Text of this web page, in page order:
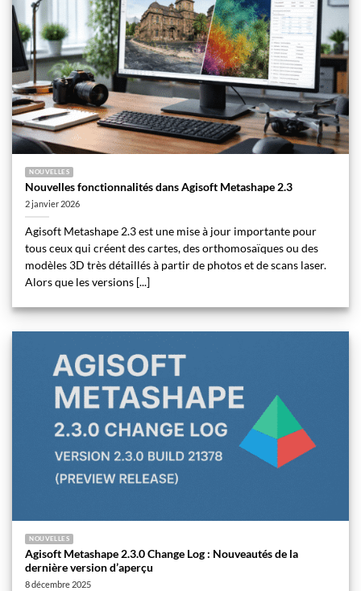
NOUVELLES
Nouvelles fonctionnalités dans Agisoft Metashape 2.3
2 janvier 2026
Agisoft Metashape 2.3 est une mise à jour importante pour
tous ceux qui créent des cartes, des orthomosaïques ou des
modèles 3D très détaillés à partir de photos et de scans laser.
Alors que les versions [...]
NOUVELLES
Agisoft Metashape 2.3.0 Change Log : Nouveautés de la
dernière version d’aperçu
8 décembre 2025